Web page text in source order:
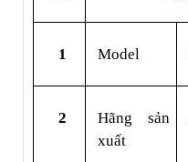
1 Model
2
Hãng sản
xuất